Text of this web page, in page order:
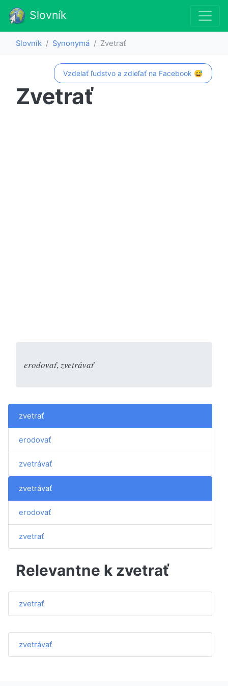
Slovník
Slovník Synonymá Zvetrať
Vzdelať ľudstvo a zdieľať na Facebook 😅
Zvetrať
erodovať, zvetrávať
zvetrať
erodovať
zvetrávať
zvetrávať
erodovať
zvetrať
Relevantne k zvetrať
zvetrať
zvetrávať